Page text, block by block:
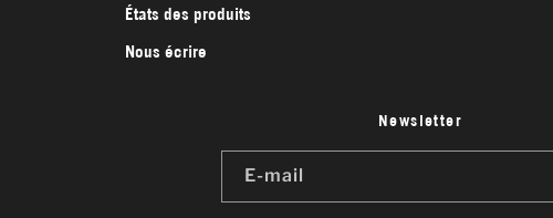
États des produits
Nous écrire
Newsletter
E-mail